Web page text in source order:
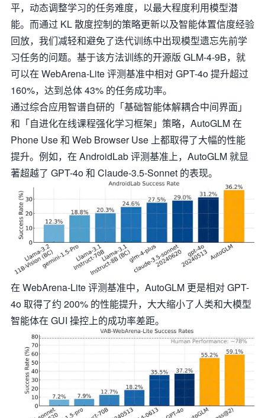
平，动态调整学习的任务难度，以最大程度利用模型潜
能。而通过 KL 散度控制的策略更新以及智能体置信度经验
回放，我们减轻和避免了迭代训练中出现模型遗忘先前学
习任务的问题。基于该方法训练的开源版 GLM-4-9B，就
可以在 WebArena-Lite 评测基准中相对 GPT-4o 提升超过
160%，达到总体 43% 的任务成功率。
通过综合应用智谱自研的「基础智能体解耦合中间界面」
和「自进化在线课程强化学习框架」策略，AutoGLM 在
Phone Use 和 Web Browser Use 上都取得了大幅的性能
提升。例如，在 AndroidLab 评测基准上，AutoGLM 就显
著超越了 GPT-4o 和 Claude-3.5-Sonnet 的表现。
在 WebArena-Lite 评测基准中，AutoGLM 更是相对 GPT-
4o 取得了约 200% 的性能提升，大大缩小了人类和大模型
智能体在 GUI 操控上的成功率差距。